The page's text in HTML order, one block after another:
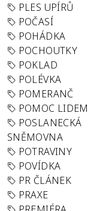
PLES UPÍRŮ
POČASÍ
POHÁDKA
POCHOUTKY
POKLAD
POLÉVKA
POMERANČ
POMOC LIDEM
POSLANECKÁ
SNĚMOVNA
POTRAVINY
POVÍDKA
PR ČLÁNEK
PRAXE